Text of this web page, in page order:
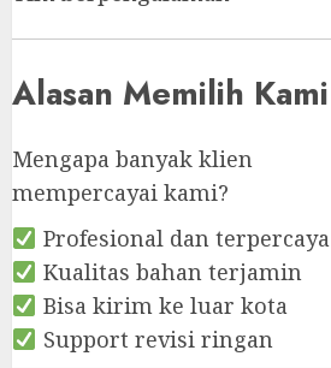
Alasan Memilih Kami
Mengapa banyak klien
mempercayai kami?
Profesional dan terpercaya
Kualitas bahan terjamin
Bisa kirim ke luar kota
Support revisi ringan